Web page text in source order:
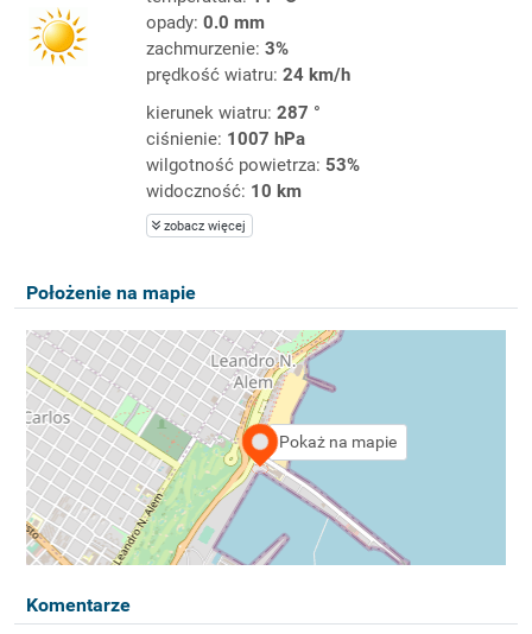
opady: 0.0 mm
zachmurzenie: 3%
prędkość wiatru: 24 km/h
kierunek wiatru: 287 °
ciśnienie: 1007 hPa
wilgotność powietrza: 53%
widoczność: 10 km
zobacz więcej
Położenie na mapie
Pokaż na mapie
Komentarze